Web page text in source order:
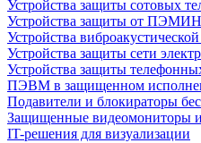
Устройства защиты сотовых
Устройства защиты от ПЭМИН
Устройства
Устройства защиты сети
Устройства защиты
ПЭВМ в защищенном
Подавители и блокираторы
Защищенные
IT-решения для визуализации